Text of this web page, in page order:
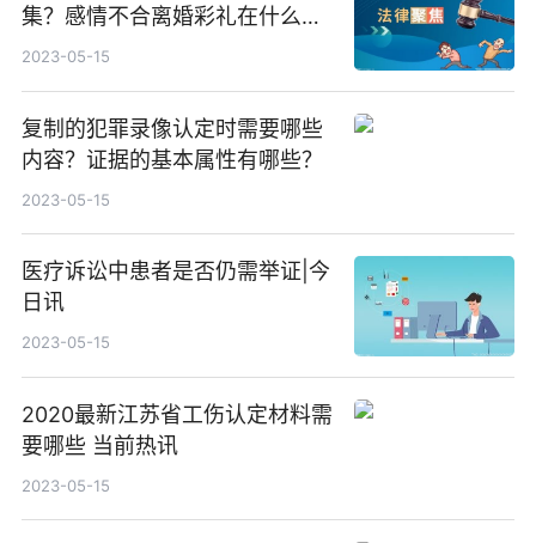
集？感情不合离婚彩礼在什么法
定的情况下需要退？
2023-05-15
复制的犯罪录像认定时需要哪些
内容？证据的基本属性有哪些？
2023-05-15
医疗诉讼中患者是否仍需举证|今
日讯
2023-05-15
2020最新江苏省工伤认定材料需
要哪些 当前热讯
2023-05-15